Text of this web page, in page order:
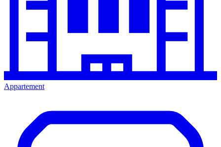
Appartement